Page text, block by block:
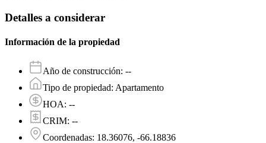
Detalles a considerar
Información de la propiedad
Año de construcción: --
Tipo de propiedad: Apartamento
HOA: --
CRIM: --
Coordenadas: 18.36076, -66.18836